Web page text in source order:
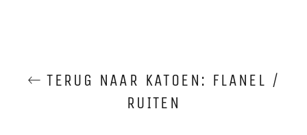
TERUG NAAR KATOEN: FLANEL /
RUITEN